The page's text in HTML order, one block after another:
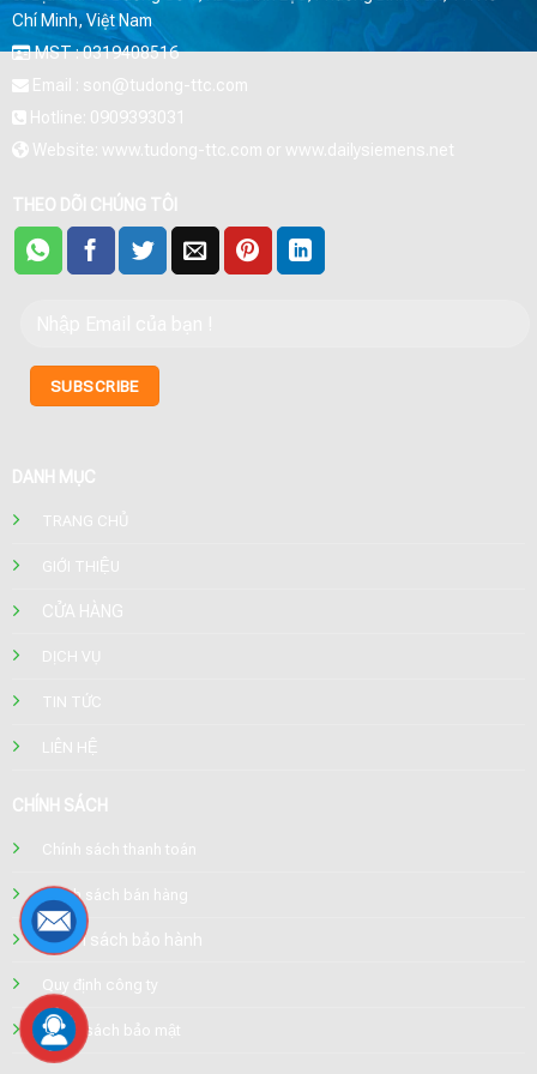
Chí Minh, Việt Nam
MST : 0319408516
Email : son@tudong-ttc.com
Hotline: 0909393031
Website: www.tudong-ttc.com or www.dailysiemens.net
THEO DÕI CHÚNG TÔI
DANH MỤC
TRANG CHỦ
GIỚI THIỆU
CỬA HÀNG
DỊCH VỤ
TIN TỨC
LIÊN HỆ
CHÍNH SÁCH
Chính sách thanh toán
Chính sách bán hàng
Chính sách bảo hành
Quy định công ty
Chính sách bảo mật